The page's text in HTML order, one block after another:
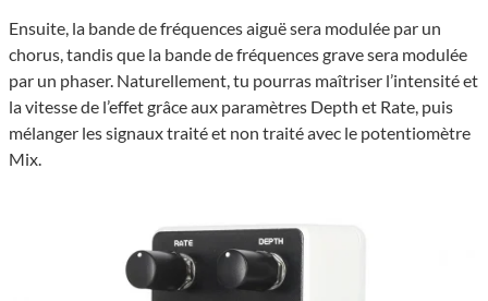
Ensuite, la bande de fréquences aiguë sera modulée par un
chorus, tandis que la bande de fréquences grave sera modulée
par un phaser. Naturellement, tu pourras maîtriser l’intensité et
la vitesse de l’effet grâce aux paramètres Depth et Rate, puis
mélanger les signaux traité et non traité avec le potentiomètre
Mix.